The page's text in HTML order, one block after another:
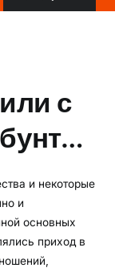
с
и некоторые
и
основных
приход в